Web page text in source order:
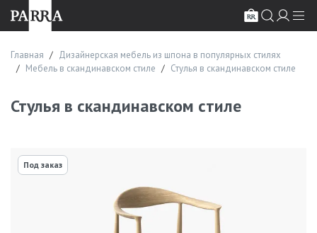
Главная
Дизайнерская мебель из шпона в популярных стилях
Мебель в скандинавском стиле
Стулья в скандинавском стиле
Стулья в скандинавском стиле
Под заказ